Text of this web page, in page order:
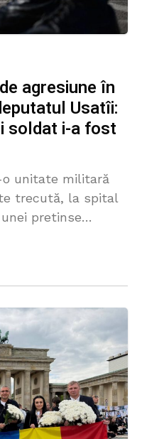
agresiune în
Usatîi:
soldat i-a fost
unitate militară
trecută, la spital
pretinse